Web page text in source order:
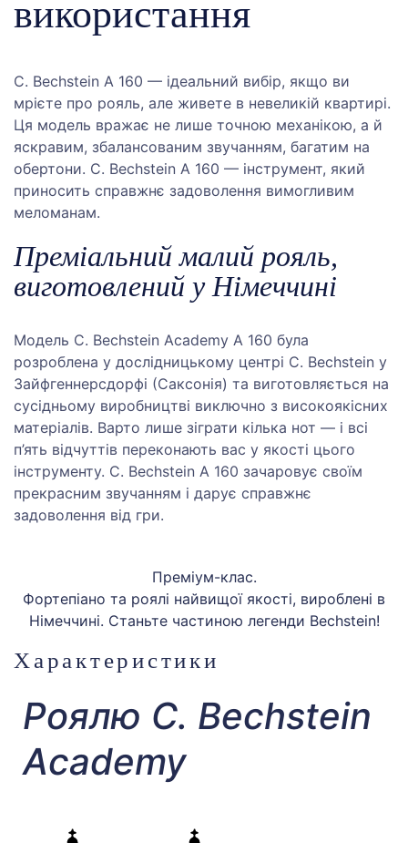
використання
C. Bechstein A 160 — ідеальний вибір, якщо ви
мрієте про рояль, але живете в невеликій квартирі.
Ця модель вражає не лише точною механікою, а й
яскравим, збалансованим звучанням, багатим на
обертони. C. Bechstein A 160 — інструмент, який
приносить справжнє задоволення вимогливим
меломанам.
Преміальний малий рояль,
виготовлений у Німеччині
Модель C. Bechstein Academy A 160 була
розроблена у дослідницькому центрі C. Bechstein у
Зайфгеннерсдорфі (Саксонія) та виготовляється на
сусідньому виробництві виключно з високоякісних
матеріалів. Варто лише зіграти кілька нот — і всі
п’ять відчуттів переконають вас у якості цього
інструменту. C. Bechstein A 160 зачаровує своїм
прекрасним звучанням і дарує справжнє
задоволення від гри.
Преміум-клас.
Фортепіано та роялі найвищої якості, вироблені в
Німеччині. Станьте частиною легенди Bechstein!
Характеристики
Роялю C. Bechstein
Academy